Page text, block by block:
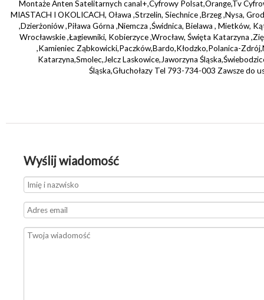
Montaże Anten Satelitarnych canal+,Cyfrowy Polsat,Orange,Tv
MIASTACH I OKOLICACH, Oława ,Strzelin, Siechnice ,Brzeg ,Nysa,
,Dzierżoniów ,Piława Górna ,Niemcza ,Świdnica, Bielawa , Mietków,
Wrocławskie ,Łagiewniki, Kobierzyce ,Wrocław, Święta Katarzyna
,Kamieniec Ząbkowicki,Paczków,Bardo,Kłodzko,Polanica-
Katarzyna,Smolec,Jelcz Laskowice,Jaworzyna
Śląska,Głuchołazy Tel 793-734-003 Zawsze do
Wyślij wiadomość